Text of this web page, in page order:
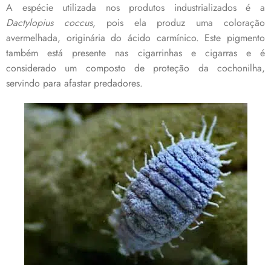
A espécie utilizada nos produtos industrializados é a
Dactylopius coccus, pois ela produz uma coloração
avermelhada, originária do ácido carmínico. Este pigmento
também está presente nas cigarrinhas e cigarras e é
considerado um composto de proteção da cochonilha,
servindo para afastar predadores.